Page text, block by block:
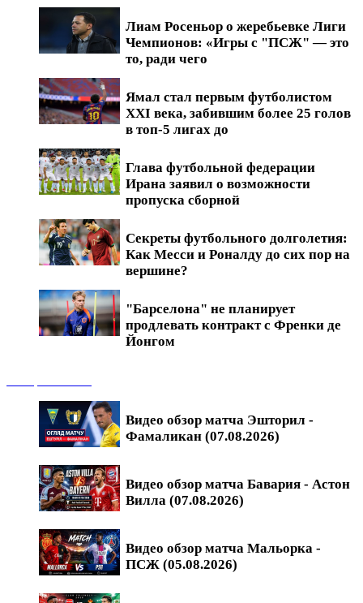
Лиам Росеньор о жеребьевке Лиги
Чемпионов: «Игры с "ПСЖ" — это
то, ради чего
Ямал стал первым футболистом
XXI века, забившим более 25 голов
в топ-5 лигах до
Глава футбольной федерации
Ирана заявил о возможности
пропуска сборной
Секреты футбольного долголетия:
Как Месси и Роналду до сих пор на
вершине?
"Барселона" не планирует
продлевать контракт с Френки де
Йонгом
Видео обзор матча Эшторил -
Фамаликан (07.08.2026)
Видео обзор матча Бавария - Астон
Вилла (07.08.2026)
Видео обзор матча Мальорка -
ПСЖ (05.08.2026)